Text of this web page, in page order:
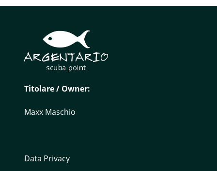
Titolare / Owner:
Maxx Maschio
Data Privacy